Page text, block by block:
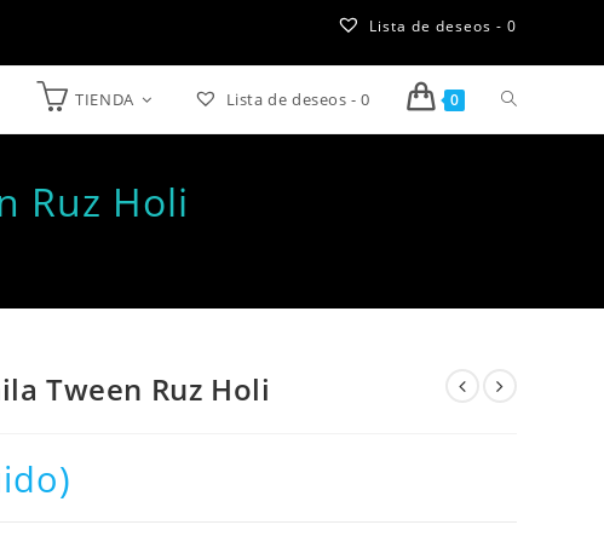
Lista de deseos - 0
TIENDA Lista de deseos - 0 0 Alternar
Ruz Holi
Tween Ruz Holi